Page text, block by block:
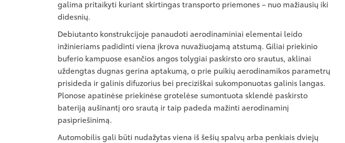
galima pritaikyti kuriant skirtingas transporto priemones – nuo mažiausių iki
didesnių.
Debiutanto konstrukcijoje panaudoti aerodinaminiai elementai leido
inžinieriams padidinti viena įkrova nuvažiuojamą atstumą. Giliai priekinio
buferio kampuose esančios angos tolygiai paskirsto oro srautus, aklinai
uždengtas dugnas gerina aptakumą, o prie puikių aerodinamikos parametrų
prisideda ir galinis difuzorius bei preciziškai sukomponuotas galinis langas.
Plonose apatinėse priekinėse grotelėse sumontuota sklendė paskirsto
bateriją aušinantį oro srautą ir taip padeda mažinti aerodinaminį
pasipriešinimą.
Automobilis gali būti nudažytas viena iš šešių spalvų arba penkiais dviejų